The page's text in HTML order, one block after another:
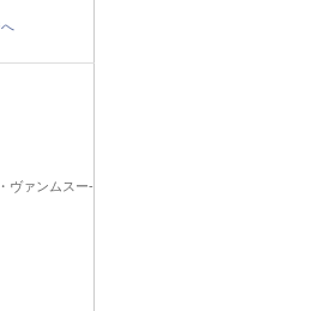
ヴァンムスー-